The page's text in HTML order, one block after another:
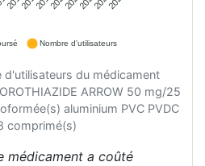
Nombre d'utilisateurs
d'utilisateurs du médicament
ARROW 50 mg/25
aluminium PVC PVDC
comprimé(s)
médicament a coûté